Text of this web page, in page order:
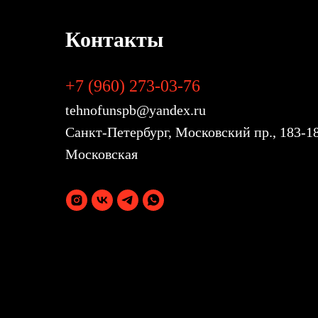
Контакты
+7 (960) 273-03-76
tehnofunspb@yandex.ru
Санкт-Петербург, Московский пр., 183-
Московская